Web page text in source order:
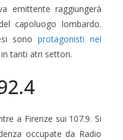
emittente raggiungerà
capoluogo lombardo.
sonoprotagonisti nel
tanti atri settori.
a Firenze sui 107.9. Si
occupate da Radio